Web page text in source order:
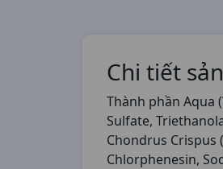
Chi tiết
Thành phần Aqua
Sulfate,
Chondrus Crispus
Chlorphenesin,